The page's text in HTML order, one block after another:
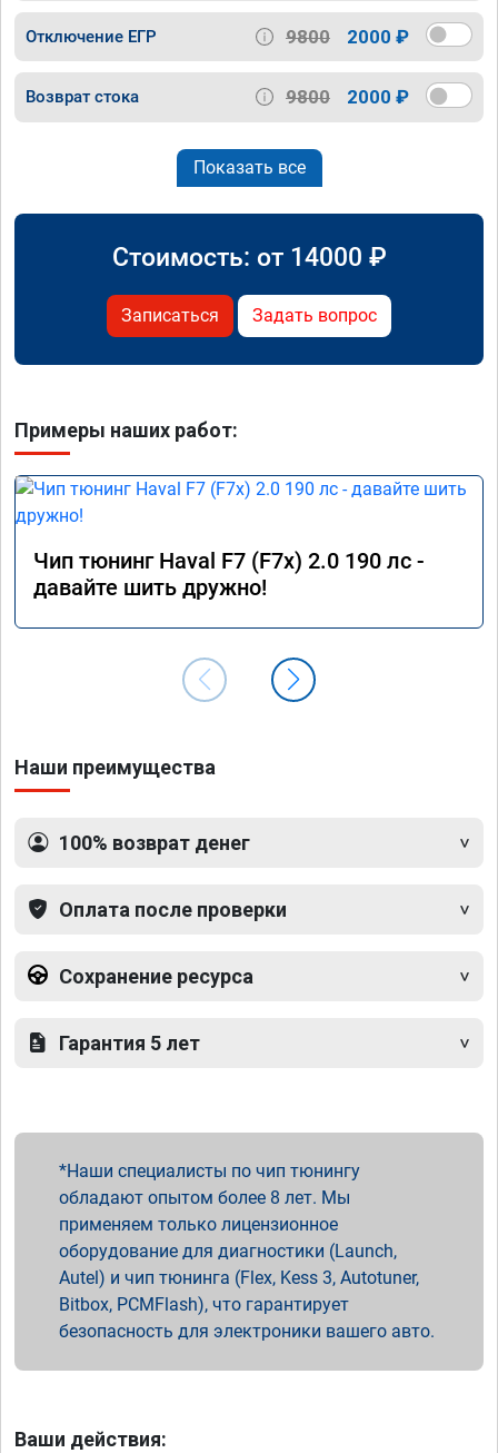
Отключение ЕГР 9800 2000 ₽
Возврат стока 9800 2000 ₽
Показать все
Стоимость: от 14000 ₽
Записаться Задать вопрос
Примеры наших работ:
Чип тюнинг Haval F7 (F7x) 2.0 190 лс -
давайте шить дружно!
Наши преимущества
100% возврат денег
Оплата после проверки
Сохранение ресурса
Гарантия 5 лет
Наши специалисты по чип тюнингу
обладают опытом более 8 лет. Мы
применяем только лицензионное
оборудование для диагностики (Launch,
Autel) и чип тюнинга (Flex, Kess 3, Autotuner,
Bitbox, PCMFlash), что гарантирует
безопасность для электроники вашего авто.
Ваши действия: